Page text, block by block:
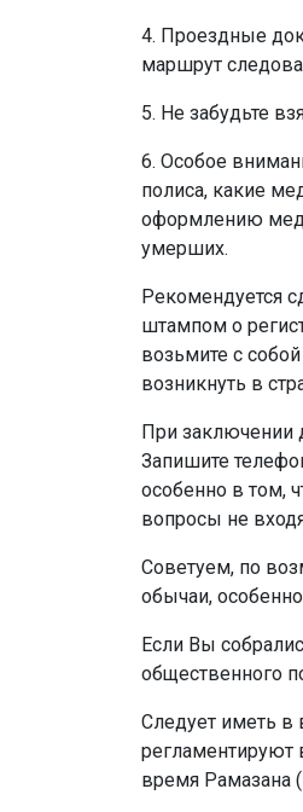
4. Проездные
маршрут
5. Не забудьте
6. Особое
полиса, какие
оформлению
умерших.
Рекомендуется
штампом о
возьмите с
возникнуть в
При заключении
Запишите
особенно в том,
вопросы не
Советуем, по
обычаи,
Если Вы
общественного
Следует иметь в
регламентируют
время Рамазана